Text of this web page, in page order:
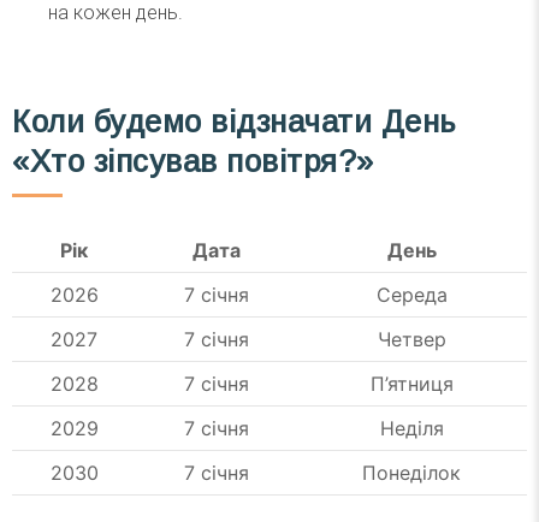
на кожен день.
Коли будемо відзначати День
«Хто зіпсував повітря?»
Рік Дата
День
2026
7 січня
Середа
2027
7 січня
Четвер
2028
7 січня
П’ятниця
2029
7 січня
Неділя
2030
7 січня Понеділок